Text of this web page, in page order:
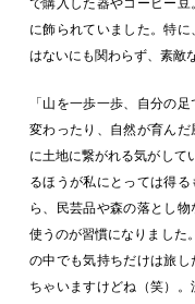
で購入した器やコーヒー
に飾られていました。特
はないにも関わらず、素敵
「山を一歩一歩、自分の
変わったり、自然が育ん
に土地に繋がれる気がして
るほうが私にとっては得
ら、民芸品や森の落とし
使うのが習慣になりました
の中でも気持ちだけは旅
ちゃいますけどね（笑）